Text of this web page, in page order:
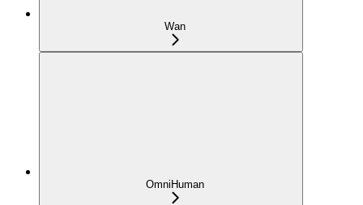
Wan
OmniHuman